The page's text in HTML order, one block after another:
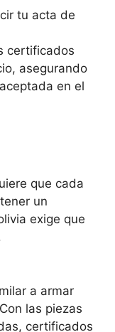
tu acta de
certificados
asegurando
en el
que cada
un
exige que
a armar
las piezas
certificados